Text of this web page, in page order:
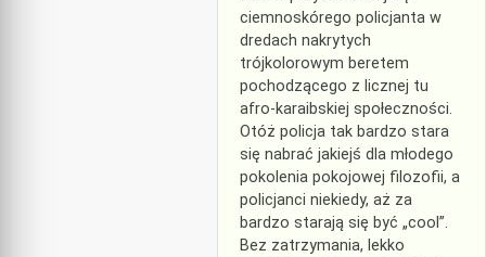
ciemnoskórego policjanta w
dredach nakrytych
trójkolorowym beretem
pochodzącego z licznej tu
afro-karaibskiej społeczności.
Otóż policja tak bardzo stara
się nabrać jakiejś dla młodego
pokolenia pokojowej filozofii, a
policjanci niekiedy, aż za
bardzo starają się być „cool”.
Bez zatrzymania, lekko